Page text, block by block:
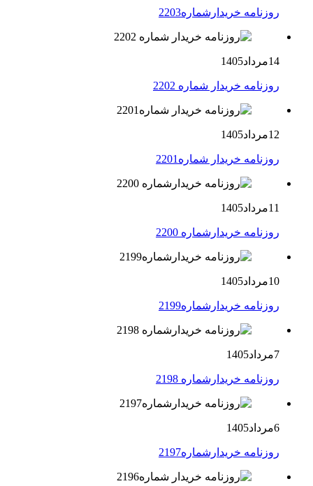
روزنامه خریدارشماره2203
14مرداد1405
روزنامه خریدار شماره 2202
12مرداد1405
روزنامه خریدار شماره2201
11مرداد1405
روزنامه خریدارشماره 2200
10مرداد1405
روزنامه خریدارشماره2199
7مرداد1405
روزنامه خریدارشماره 2198
6مرداد1405
روزنامه خریدارشماره2197